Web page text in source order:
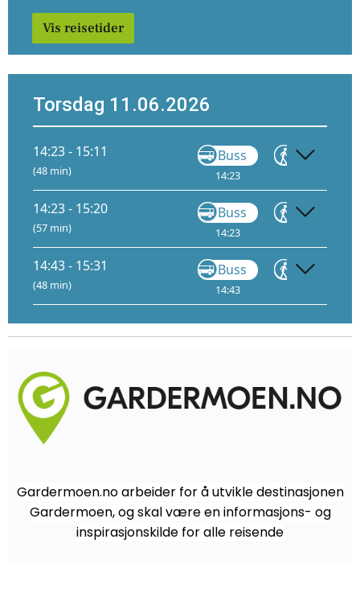
Vis reisetider
Torsdag 11.06.2026
14:23 - 15:11
(48 min)
Buss
14:23
Gå
14:23 - 15:20
(57 min)
Buss
14:23
Gå
14:43 - 15:31
(48 min)
Buss
14:43
Gå
Gardermoen.no arbeider for å utvikle destinasjonen
Gardermoen, og skal være en informasjons- og
inspirasjonskilde for alle reisende